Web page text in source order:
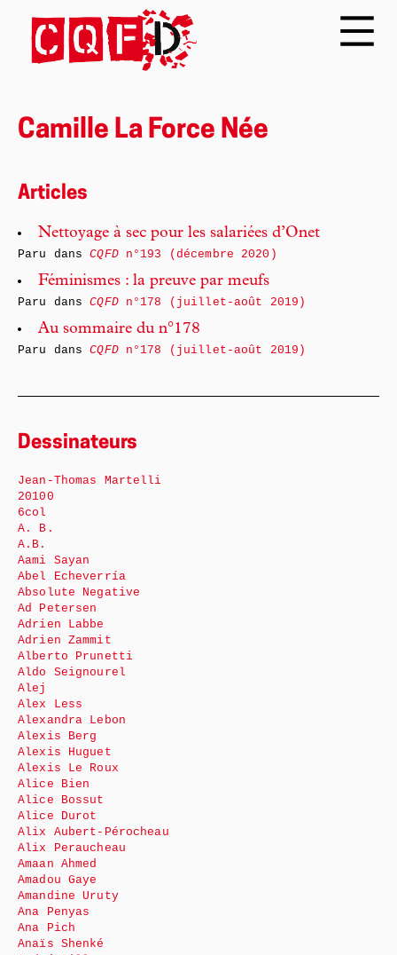
Camille La Force Née
Articles
Nettoyage à sec pour les salariées d’Onet
Paru dansCQFDn°193 (décembre 2020)
Féminismes : la preuve par meufs
Paru dansCQFDn°178 (juillet-août 2019)
Au sommaire du n°178
Paru dansCQFDn°178 (juillet-août 2019)
Dessinateurs
Jean-Thomas Martelli
20100
6col
A. B.
A.B.
Aami Sayan
Abel Echeverría
Absolute Negative
Ad Petersen
Adrien Labbe
Adrien Zammit
Alberto Prunetti
Aldo Seignourel
Alej
Alex Less
Alexandra Lebon
Alexis Berg
Alexis Huguet
Alexis Le Roux
Alice Bien
Alice Bossut
Alice Durot
Alix Aubert-Pérocheau
Alix Peraucheau
Amaan Ahmed
Amadou Gaye
Amandine Uruty
Ana Penyas
Ana Pich
Anaïs Shenké